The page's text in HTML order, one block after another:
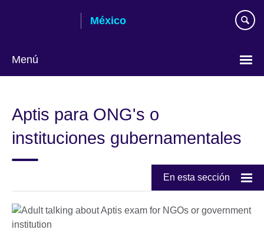
México
Menú
language
Aptis para ONG's o
instituciones gubernamentales
En esta sección